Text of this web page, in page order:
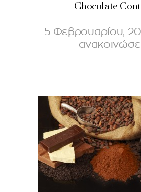
Chocolate
5 Φεβρουαρίου,